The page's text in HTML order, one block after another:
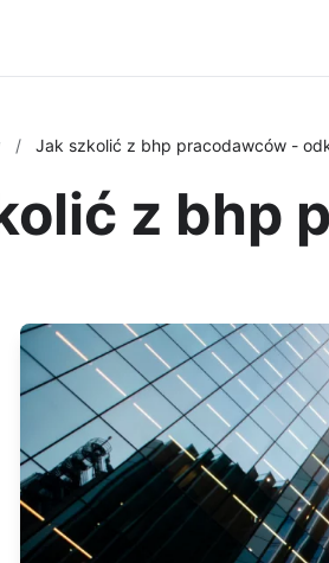
/ Jak szkolić z bhp pracodawców -
z bhp